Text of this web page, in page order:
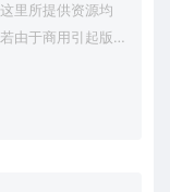
里所提供资源均
由于商用引起版